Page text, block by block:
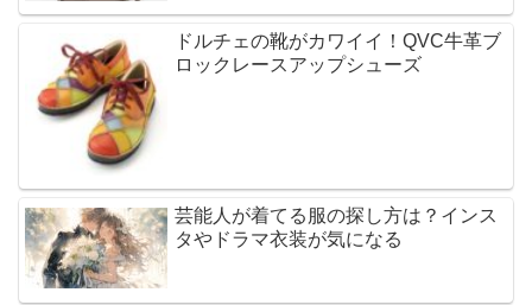
ドルチェの靴がカワイイ！QVC牛革ブ
ロックレースアップシューズ
芸能人が着てる服の探し方は？インス
タやドラマ衣装が気になる